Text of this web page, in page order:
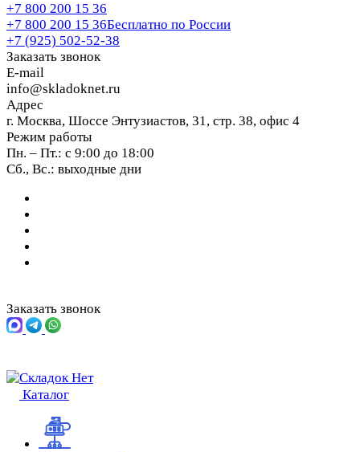
+7 800 200 15 36
+7 800 200 15 36Бесплатно по России
+7 (925) 502-52-38
Заказать звонок
E-mail
info@skladoknet.ru
Адрес
г. Москва, Шоссе Энтузиастов, 31, стр. 38, офис 4
Режим работы
Пн. – Пт.: с 9:00 до 18:00
Сб., Вс.: выходные дни
Заказать звонок
Каталог